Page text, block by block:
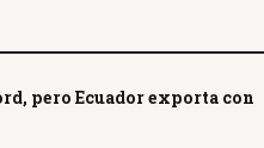
pero Ecuador exporta con